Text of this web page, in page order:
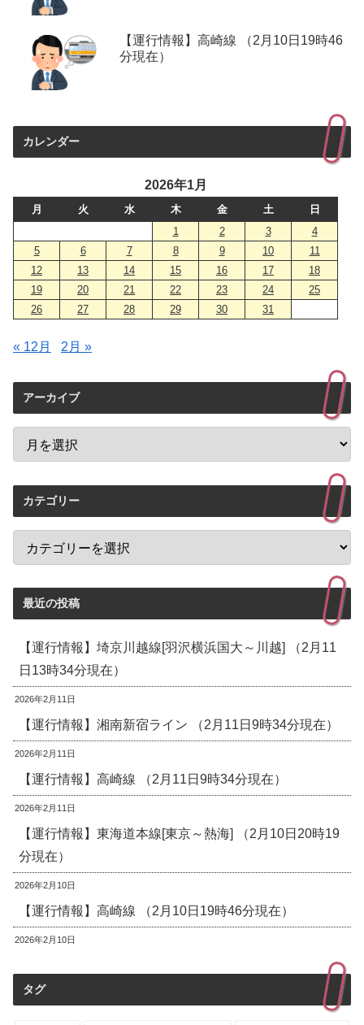
【運行情報】高崎線 （2月10日19時46
分現在）
カレンダー
2026年1月
月 火 水 木 金 土
日
1
2 3
4
5
6 7 8 9 10
11
12
13 14 15 16 17
18
19
20 21 22 23 24
25
26
27 28 29 30 31
« 12月 2月 »
アーカイブ
カテゴリー
最近の投稿
【運行情報】埼京川越線[羽沢横浜国大～川越] （2月11
日13時34分現在）
2026年2月11日
【運行情報】湘南新宿ライン （2月11日9時34分現在）
2026年2月11日
【運行情報】高崎線 （2月11日9時34分現在）
2026年2月11日
【運行情報】東海道本線[東京～熱海] （2月10日20時19
分現在）
2026年2月10日
【運行情報】高崎線 （2月10日19時46分現在）
2026年2月10日
タグ